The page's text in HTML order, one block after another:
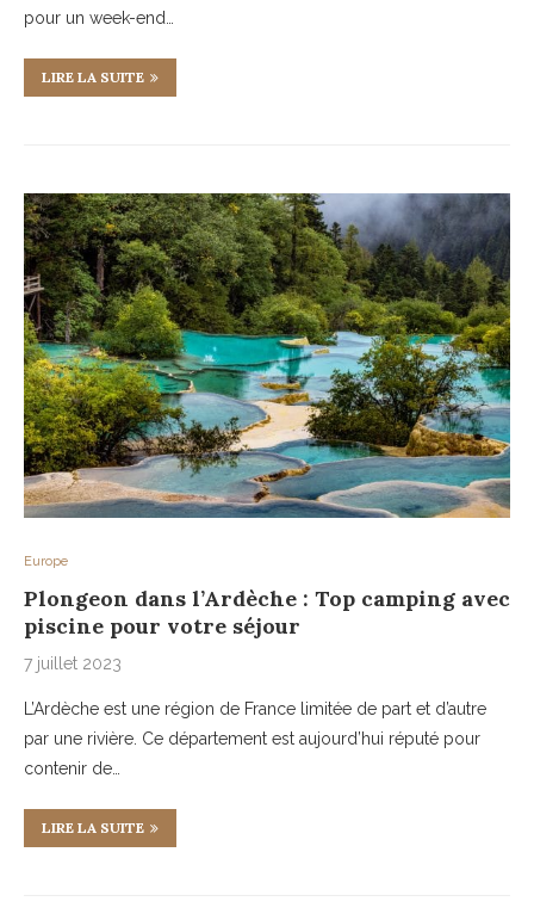
pour un week-end…
LIRE LA SUITE
Europe
Plongeon dans l’Ardèche : Top camping avec
piscine pour votre séjour
7 juillet 2023
L’Ardèche est une région de France limitée de part et d’autre
par une rivière. Ce département est aujourd’hui réputé pour
contenir de…
LIRE LA SUITE